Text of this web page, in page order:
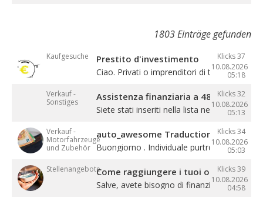
1803 Einträge gefunden
Kaufgesuche
Klicks 37
10.08.2026
05:18
Prestito d'investimento
Ciao. Privati ​​o imprenditori di tutto il ...
Verkauf -
Sonstiges
Klicks 32
10.08.2026
05:13
Assistenza finanziaria a 48
Siete stati inseriti nella lista nera delle ...
Verkauf -
Motorfahrzeuge
und Zubehör
Klicks 34
10.08.2026
05:03
auto_awesome Traduction de : offre
Buongiorno . Individuale purtroppo vista ...
Stellenangebote
Klicks 39
10.08.2026
04:58
Come raggiungere i tuoi obiettivi?
Salve, avete bisogno di finanziamenti per ...